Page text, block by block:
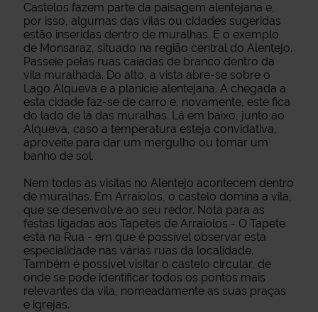
Castelos fazem parte da paisagem alentejana e,
por isso, algumas das vilas ou cidades sugeridas
estão inseridas dentro de muralhas. É o exemplo
de Monsaraz, situado na região central do Alentejo.
Passeie pelas ruas caiadas de branco dentro da
vila muralhada. Do alto, a vista abre-se sobre o
Lago Alqueva e a planície alentejana. A chegada a
esta cidade faz-se de carro e, novamente, este fica
do lado de lá das muralhas. Lá em baixo, junto ao
Alqueva, caso a temperatura esteja convidativa,
aproveite para dar um mergulho ou tomar um
banho de sol.
Nem todas as visitas no Alentejo acontecem dentro
de muralhas. Em Arraiolos, o castelo domina a vila,
que se desenvolve ao seu redor. Nota para as
festas ligadas aos Tapetes de Arraiolos - O Tapete
está na Rua - em que é possível observar esta
especialidade nas várias ruas da localidade.
Também é possível visitar o castelo circular, de
onde se pode identificar todos os pontos mais
relevantes da vila, nomeadamente as suas praças
e igrejas.